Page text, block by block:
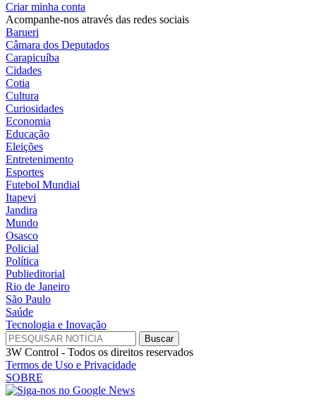
Criar minha conta
Acompanhe-nos através das redes sociais
Barueri
Câmara dos Deputados
Carapicuíba
Cidades
Cotia
Cultura
Curiosidades
Economia
Educação
Eleições
Entretenimento
Esportes
Futebol Mundial
Itapevi
Jandira
Mundo
Osasco
Policial
Política
Publieditorial
Rio de Janeiro
São Paulo
Saúde
Tecnologia e Inovação
3W Control - Todos os direitos reservados
Termos de Uso e Privacidade
SOBRE